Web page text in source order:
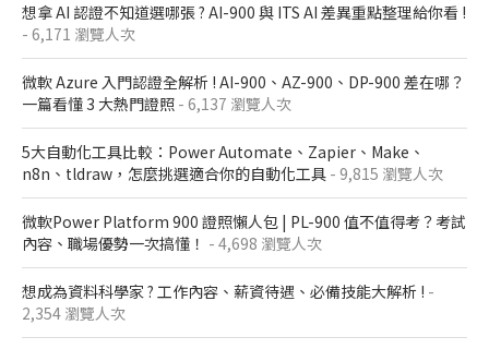
想拿 AI 認證不知道選哪張 ? AI-900 與 ITS AI 差異重點整理給你看 !
- 6,171 瀏覽人次
微軟 Azure 入門認證全解析​ ! AI-900、AZ-900、DP-900 差在哪？​
一篇看懂 3 大熱門證照​ - 6,137 瀏覽人次
5大自動化工具比較：Power Automate、Zapier、Make、
n8n、tldraw，怎麼挑選適合你的自動化工具 - 9,815 瀏覽人次
微軟Power Platform 900​ 證照懶人包​ | PL-900 值不值得考？考試
內容、職場優勢一次搞懂​！ - 4,698 瀏覽人次
想成為資料科學家 ? 工作內容、薪資待遇、必備技能大解析 ! -
2,354 瀏覽人次